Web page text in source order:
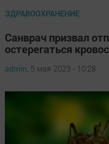
ЗДРАВООХРАНЕНИЕ
Санврач призвал
остерегаться
admin, 5 мая 2023 - 10:28